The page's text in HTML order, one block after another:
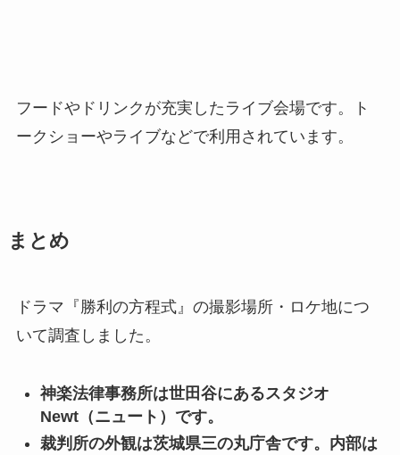
フードやドリンクが充実したライブ会場です。ト
ークショーやライブなどで利用されています。
まとめ
ドラマ『勝利の方程式』の撮影場所・ロケ地につ
いて調査しました。
神楽法律事務所は世田谷にあるスタジオ
Newt（ニュート）です。
裁判所の外観は茨城県三の丸庁舎です。内部は